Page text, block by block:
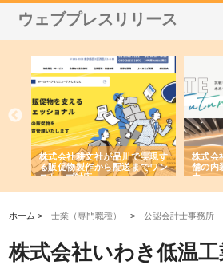
ウェブプレスリリース
川で実現す
送までワン
株式会社ナカモトがホテルや店
舗の内装改修で選ばれ続ける理
由
ホーム >士業（専門職種） >公認会計士事務所
株式会社いわき低温